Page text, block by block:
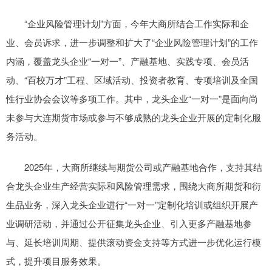
“企业风险管理计划”方面，今年大商所结合工作实际和企
业、会员诉求，进一步调整和扩大了“企业风险管理计划”的工作
内涵，覆盖龙头企业“一对一”、产融基地、实践专项、会员活
动、“百校万才”工程、区域活动、投资者教育、专项培训及全国
性行业协会会议等多项工作。其中，龙头企业“一对一”是面向尚
未参与大连期货市场或参与不够成熟的龙头企业开展的定制化服
务活动。
2025年，大商所继续与期货公司或产融基地合作，支持其结
合龙头企业生产经营实际和风险管理需求，围绕大商所期货和衍
生品业务，深入龙头企业进行“一对一”定制化培训或组织开展产
业调研活动，并通过公开征集龙头企业、引入更多产融基地参
与、延长培训周期、提供滚动资金支持等方式进一步优化运行模
式，提升项目服务效果。